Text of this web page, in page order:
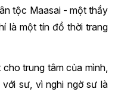
tộc Maasai - một thầy
là một tín đồ thời trang
trung tâm của mình,
sư, vì nghi ngờ sư là